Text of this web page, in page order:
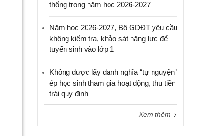
thống trong năm học 2026-2027
Năm học 2026-2027, Bộ GDĐT yêu cầu
không kiểm tra, khảo sát năng lực để
tuyển sinh vào lớp 1
Không được lấy danh nghĩa “tự nguyện”
ép học sinh tham gia hoạt động, thu tiền
trái quy định
Xem thêm